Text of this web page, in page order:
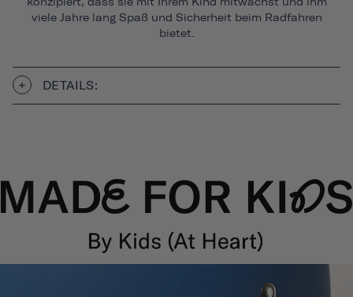
viele Jahre lang Spaß und Sicherheit beim Radfahren
bietet.
DETAILS: